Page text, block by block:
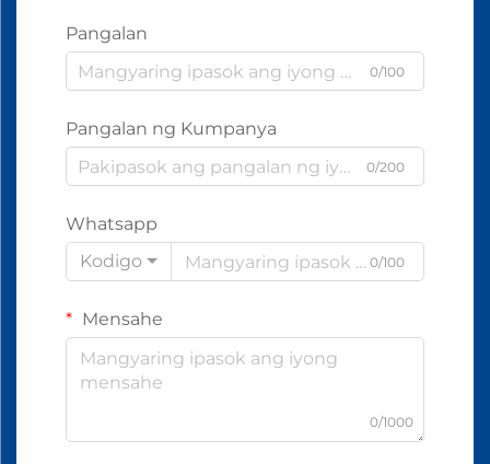
Pangalan
0/100
Pangalan ng Kumpanya
0/200
Whatsapp
Kodigo
0/100
Mensahe
0/1000